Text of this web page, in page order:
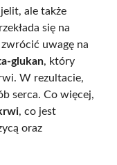
ale także
się na
uwagę na
glukan, który
W rezultacie,
serca. Co więcej,
, co jest
oraz